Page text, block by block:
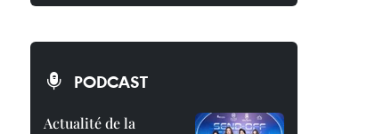
PODCAST
Actualité de la